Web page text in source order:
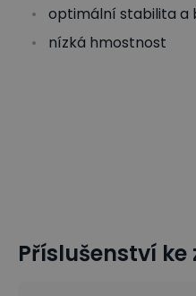
optimální stabilita a
nízká hmostnost
Krabice a zásilkové obaly
Příslušenství ke